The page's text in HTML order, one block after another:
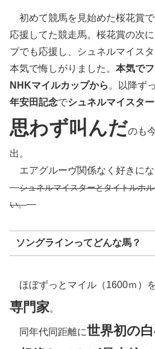
初めて競馬を見始めた桜花賞で
応援してた競走馬。桜花賞の次
プでも応援し、シュネルマイス
本気で悔しがりました。 本気で
NHKマイルカップから 。以降ず
年安田記念でシュネルマイスター
思わず叫んだのも
出。
エアグルーヴ関係なく好きにな
シュネルマイスターとタイトルホ
い。
ソングラインってどんな馬？
ほぼずっとマイル（1600ｍ）
専門家。
同年代同距離に世界初の